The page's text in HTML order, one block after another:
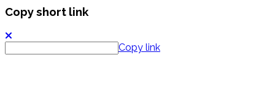
Copy short link
Copy link